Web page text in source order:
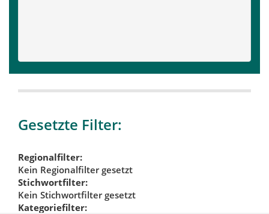
Gesetzte Filter:
Regionalfilter:
Kein Regionalfilter gesetzt
Stichwortfilter:
Kein Stichwortfilter gesetzt
Kategoriefilter: